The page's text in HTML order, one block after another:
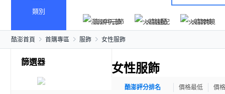
類別
澎派中元節 火箭速配 火箭跨境
酷澎首頁 首購專區 服飾 女性服飾
篩選器 女性服飾
酷澎評分排名 價格最低 價